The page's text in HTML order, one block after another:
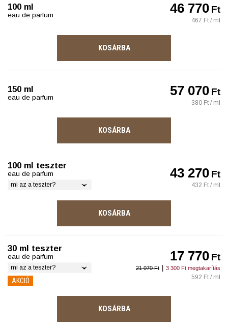
100 ml
eau de parfum 46 770Ft
467 Ft / ml
KOSÁRBA
150 ml
eau de parfum 57 070Ft
380 Ft / ml
KOSÁRBA
100 ml teszter
eau de parfum
mi az a teszter?
43 270Ft
432 Ft / ml
KOSÁRBA
30 ml teszter
eau de parfum
mi az a teszter?
AKCIÓ
21 070 Ft | 3 300 Ft megtakarítás
17 770Ft
592 Ft / ml
KOSÁRBA